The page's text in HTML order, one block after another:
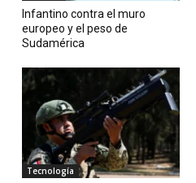
Infantino contra el muro
europeo y el peso de
Sudamérica
Tecnología